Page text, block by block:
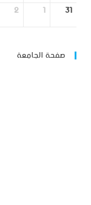
31
1
2
صفحة الجامعة